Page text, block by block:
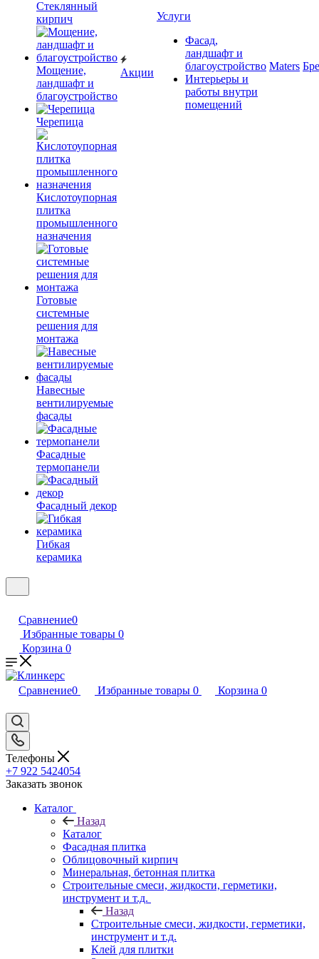
Cтеклянный
кирпич
Мощение,
ландшафт и
благоустройство
Черепица
Кислотоупорная
плитка
промышленного
назначения
Готовые
системные
решения для
монтажа
Навесные
вентилируемые
фасады
Фасадные
термопанели
Фасадный декор
Гибкая
керамика
Акции
Услуги
Фасад,
ландшафт и
благоустройство
Интерьеры и
работы внутри
помещений
Maters
Сравнение0
Избранные товары 0
Корзина 0
Сравнение0 Избранные товары 0 Корзина 0
Телефоны
+7 922 5424054
Заказать звонок
Каталог
Назад
Каталог
Фасадная плитка
Облицовочный кирпич
Минеральная, бетонная плитка
Строительные смеси, жидкости, герметики,
инструмент и т.д.
Назад
Строительные смеси, жидкости, герметики,
инструмент и т.д.
Клей для плитки